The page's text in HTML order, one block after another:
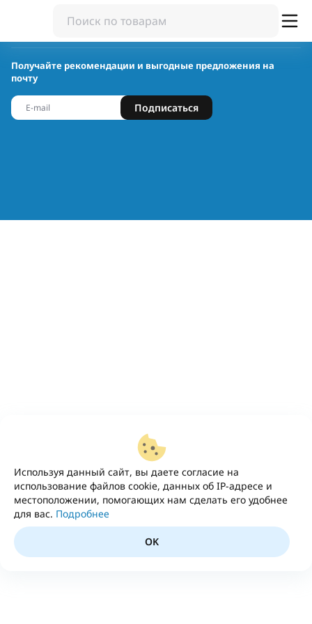
Используя данный сайт, вы даете согласие на
использование файлов cookie, данных об IP-адресе и
местоположении, помогающих нам сделать его удобнее
для вас. Подробнее
OK
Получайте рекомендации и выгодные предложения на
почту
Подписаться